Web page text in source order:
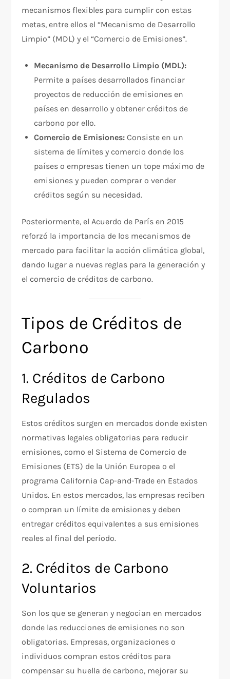
mecanismos flexibles para cumplir con estas
metas, entre ellos el “Mecanismo de Desarrollo
Limpio” (MDL) y el “Comercio de Emisiones”.
Mecanismo de Desarrollo Limpio (MDL):
Permite a países desarrollados financiar
proyectos de reducción de emisiones en
países en desarrollo y obtener créditos de
carbono por ello.
Comercio de Emisiones: Consiste en un
sistema de límites y comercio donde los
países o empresas tienen un tope máximo de
emisiones y pueden comprar o vender
créditos según su necesidad.
Posteriormente, el Acuerdo de París en 2015
reforzó la importancia de los mecanismos de
mercado para facilitar la acción climática global,
dando lugar a nuevas reglas para la generación y
el comercio de créditos de carbono.
Tipos de Créditos de
Carbono
1. Créditos de Carbono
Regulados
Estos créditos surgen en mercados donde existen
normativas legales obligatorias para reducir
emisiones, como el Sistema de Comercio de
Emisiones (ETS) de la Unión Europea o el
programa California Cap-and-Trade en Estados
Unidos. En estos mercados, las empresas reciben
o compran un límite de emisiones y deben
entregar créditos equivalentes a sus emisiones
reales al final del período.
2. Créditos de Carbono
Voluntarios
Son los que se generan y negocian en mercados
donde las reducciones de emisiones no son
obligatorias. Empresas, organizaciones o
individuos compran estos créditos para
compensar su huella de carbono, mejorar su